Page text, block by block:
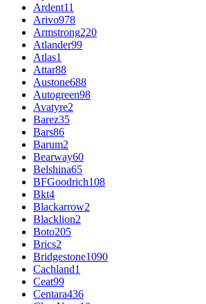
Ardent11
Arivo978
Armstrong220
Atlander99
Atlas1
Attar88
Austone688
Autogreen98
Avatyre2
Barez35
Bars86
Barum2
Bearway60
Belshina65
BFGoodrich108
Bkt4
Blackarrow2
Blacklion2
Boto205
Brics2
Bridgestone1090
Cachland1
Ceat99
Centara436